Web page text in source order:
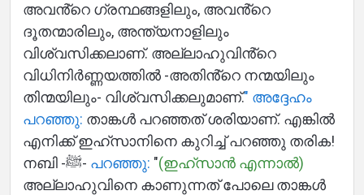
അവൻ്റെ ഗ്രന്ഥങ്ങളിലും, അവൻ്റെ
ദൂതന്മാരിലും, അന്ത്യനാളിലും
വിശ്വസിക്കലാണ്. അല്ലാഹുവിൻ്റെ
വിധിനിർണ്ണയത്തിൽ -അതിൻ്റെ നന്മയിലും
തിന്മയിലും- വിശ്വസിക്കലുമാണ്." അദ്ദേഹം
പറഞ്ഞു: താങ്കൾ പറഞ്ഞത് ശരിയാണ്. എങ്കിൽ
എനിക്ക് ഇഹ്സാനിനെ കുറിച്ച് പറഞ്ഞു തരിക!
നബി -ﷺ- പറഞ്ഞു: "(ഇഹ്സാൻ എന്നാൽ)
അല്ലാഹുവിനെ കാണുന്നത് പോലെ താങ്കൾ